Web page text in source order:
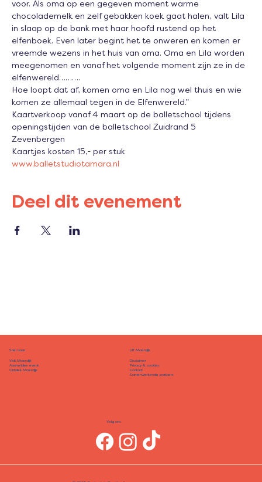
voor. Als oma op een gegeven moment warme
chocolademelk en zelf gebakken koek gaat halen, valt Lila
in slaap op de bank met haar hoofd rustend op het
elfenboek. Even later begint het te onweren en komen er
vreemde wezens in het huis van oma. Oma en Lila worden
meegenomen en vanaf het volgende moment zijn ze in de
elfenwereld……….
Hoe loopt dat af, komen oma en Lila nog wel thuis en wie
komen ze allemaal tegen in de Elfenwereld.”
Kaartverkoop vanaf 4 maart op de balletschool tijdens
openingstijden van de balletschool Zuidrand 5
Zevenbergen
Kaartjes kosten 15,- per stuk
www.balletstudiotamara.nl
Deel dit evenement
Snel naar
Visit Moerdijk
Aanmelden event
Ontdek Moerdijk
UIT Moerdijk
Disclaimer
Privacy & cookies
Contact
Samenwerkende partners
Volg ons